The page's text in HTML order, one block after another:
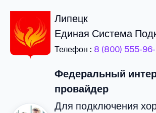
Липецк
Единая Система
Телефон : 8 (800) 555-
Федеральный
провайдер
Для подключения